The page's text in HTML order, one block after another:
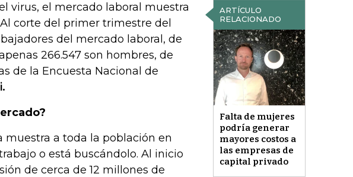
ARTÍCULO
RELACIONADO
Falta de mujeres
podría generar
mayores costos a
las empresas de
capital privado
virus, el mercado laboral muestra
corte del primer trimestre del
del mercado laboral, de
266.547 son hombres, de
de la Encuesta Nacional de
a toda la población en
o está buscándolo. Al inicio
de cerca de 12 millones de